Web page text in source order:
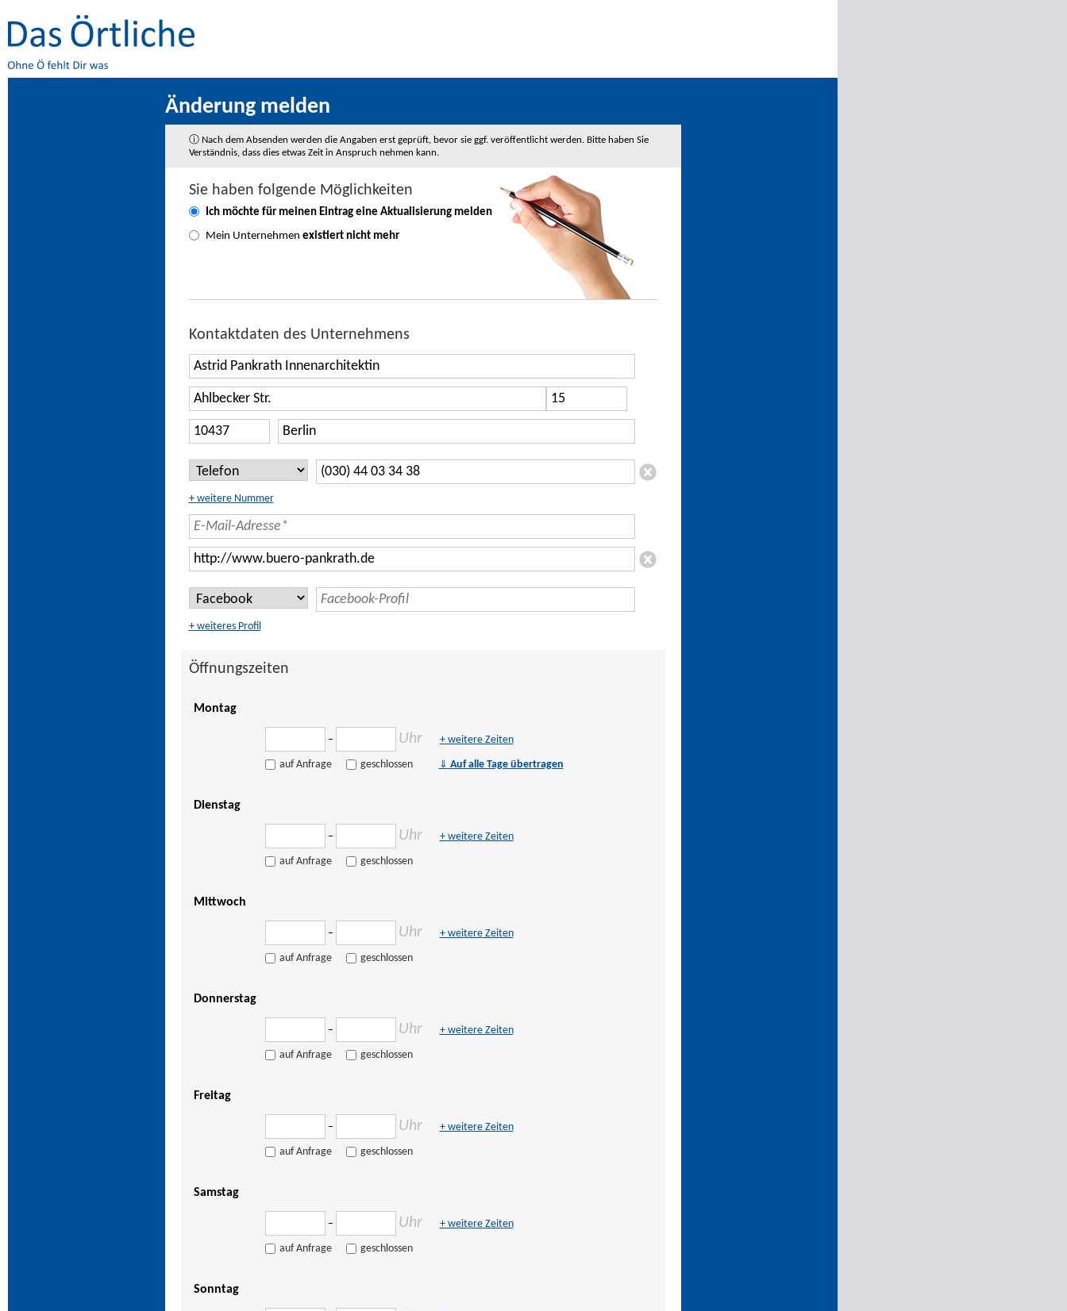
Änderung melden
ⓘ Nach dem Absenden werden die Angaben erst geprüft, bevor sie ggf. veröffentlicht werden. Bitte haben Sie
Verständnis, dass dies etwas Zeit in Anspruch nehmen kann.
Sie haben folgende Möglichkeiten
Ich möchte für meinen Eintrag eine Aktualisierungmelden
Mein Unternehmen existiert nicht mehr
Kontaktdaten des Unternehmens
+ weitere Nummer
+ weiteres Profil
Öffnungszeiten
Montag
– Uhr + weitere Zeiten
auf Anfrage geschlossen ⇓ Auf alle Tage übertragen
Dienstag
– Uhr + weitere Zeiten
auf Anfrage geschlossen
Mittwoch
– Uhr + weitere Zeiten
auf Anfrage geschlossen
Donnerstag
– Uhr + weitere Zeiten
auf Anfrage geschlossen
Freitag
– Uhr + weitere Zeiten
auf Anfrage geschlossen
Samstag
– Uhr + weitere Zeiten
auf Anfrage geschlossen
Sonntag